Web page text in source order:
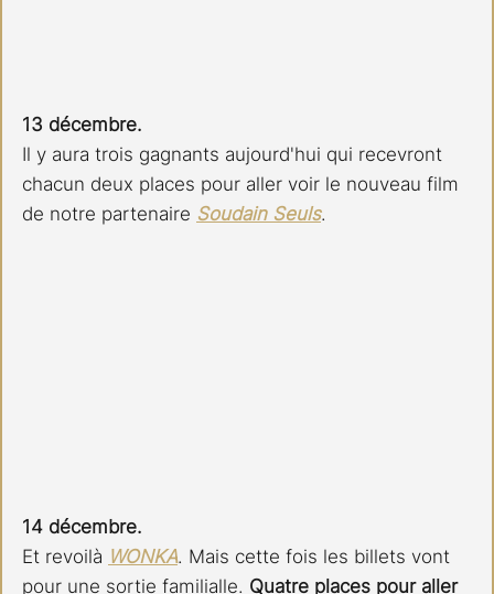
13 décembre.
Il y aura trois gagnants aujourd'hui qui recevront
chacun deux places pour aller voir le nouveau film
de notre partenaire Soudain Seuls.
14 décembre.
Et revoilà WONKA. Mais cette fois les billets vont
pour une sortie familialle. Quatre places pour aller